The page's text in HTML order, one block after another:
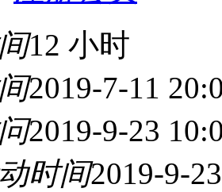
12 小时
2019-7-11
2019-9-23
时间2019-9-